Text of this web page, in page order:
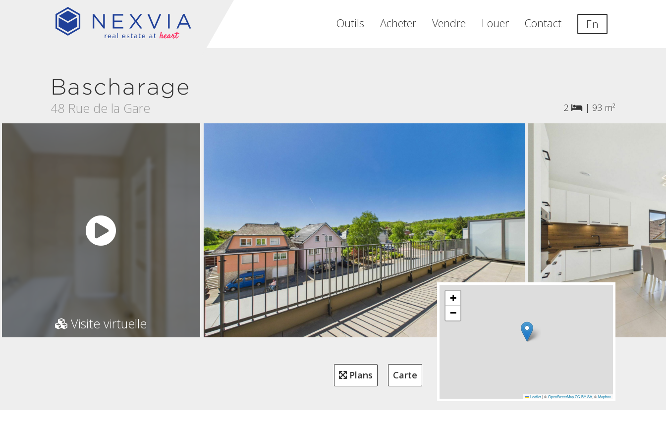
Outils Acheter Vendre Louer Contact En
Bascharage
48 Rue de la Gare 2 | 93 m²
Visite virtuelle
Plans Carte
+
−
Leaflet |©OpenStreetMap CC-BY-SA, ©Mapbox